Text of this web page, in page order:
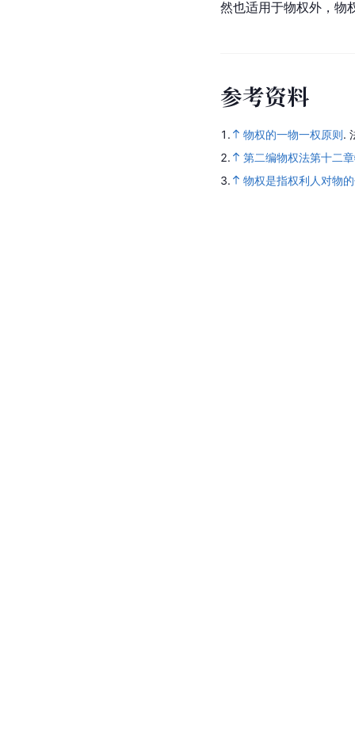
然也适用于物权外，物
参考资料
1. 物权的一物一权原则.
2.
第二编物权法第十二
3.
物权是指权利人对物